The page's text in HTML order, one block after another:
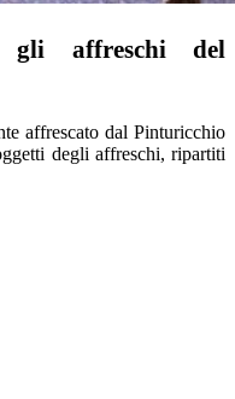
gli affreschi del
affrescato dal Pinturicchio
degli affreschi, ripartiti